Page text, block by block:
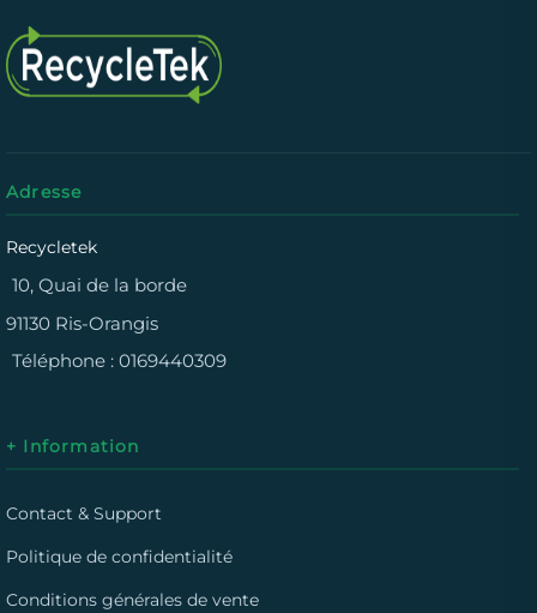
Adresse
Recycletek
10, Quai de la borde
91130 Ris-Orangis
Téléphone : 0169440309
+ Information
Contact & Support
Politique de confidentialité
Conditions générales de vente